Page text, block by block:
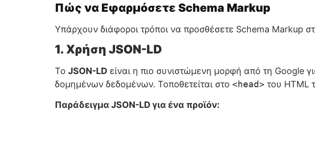
Πώς να Εφαρμόσετε Schema Markup
Υπάρχουν διάφοροι τρόποι να προσθέσετε Schema Markup
1. Χρήση JSON-LD
Το JSON-LD είναι η πιο συνιστώμενη μορφή από τη Google
δομημένων δεδομένων. Τοποθετείται στο <head> του HTML
Παράδειγμα JSON-LD για ένα προϊόν: